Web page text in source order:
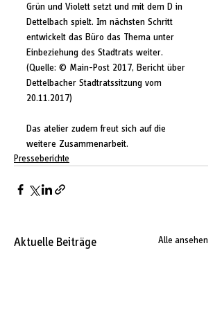
Grün und Violett setzt und mit dem D in
Dettelbach spielt. Im nächsten Schritt
entwickelt das Büro das Thema unter
Einbeziehung des Stadtrats weiter.
(Quelle: © Main-Post 2017, Bericht über
Dettelbacher Stadtratssitzung vom
20.11.2017)
Das atelier zudem freut sich auf die
weitere Zusammenarbeit.
Presseberichte
Aktuelle Beiträge Alle ansehen